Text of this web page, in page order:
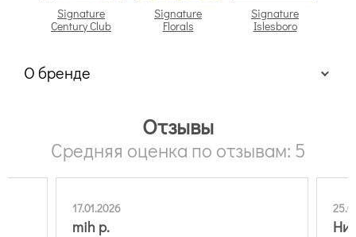
Signature
Century Club
Signature
Florals
Signature
Islesboro
О бренде
Отзывы
Средняя оценка по отзывам: 5
17.01.2026
mih p.